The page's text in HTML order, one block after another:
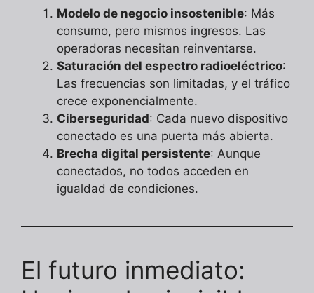
Modelo de negocio insostenible: Más
consumo, pero mismos ingresos. Las
operadoras necesitan reinventarse.
Saturación del espectro radioeléctrico:
Las frecuencias son limitadas, y el tráfico
crece exponencialmente.
Ciberseguridad: Cada nuevo dispositivo
conectado es una puerta más abierta.
Brecha digital persistente: Aunque
conectados, no todos acceden en
igualdad de condiciones.
El futuro inmediato: